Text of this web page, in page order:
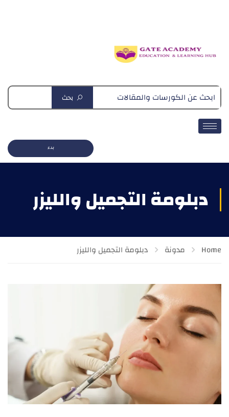
بحث
بدء
دبلومة التجميل والليزر
Home مدونة دبلومة التجميل والليزر